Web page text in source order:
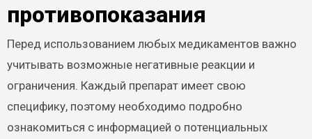
противопоказания
Перед использованием любых медикаментов важно
учитывать возможные негативные реакции и
ограничения. Каждый препарат имеет свою
специфику, поэтому необходимо подробно
ознакомиться с информацией о потенциальных